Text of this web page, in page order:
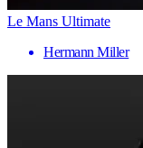
Le Mans Ultimate
Hermann Miller